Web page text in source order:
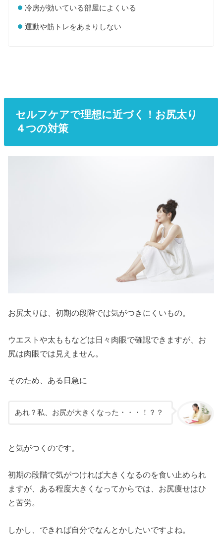
冷房が効いている部屋によくいる
運動や筋トレをあまりしない
セルフケアで理想に近づく！お尻太り
４つの対策
お尻太りは、初期の段階では気がつきにくいもの。
ウエストや太ももなどは日々肉眼で確認できますが、お
尻は肉眼では見えません。
そのため、ある日急に
あれ？私、お尻が大きくなった・・・！？？
と気がつくのです。
初期の段階で気がつければ大きくなるのを食い止められ
ますが、ある程度大きくなってからでは、お尻痩せはひ
と苦労。
しかし、できれば自分でなんとかしたいですよね。